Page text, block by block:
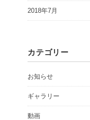
2018年7月
カテゴリー
お知らせ
ギャラリー
動画